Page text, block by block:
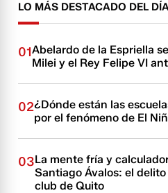
LO MÁS DESTACADO DEL
01Abelardo de la Espriella
Milei y el Rey Felipe VI
02¿Dónde están las
por el fenómeno de El
03La mente fría y
Santiago Ávalos: el
club de Quito